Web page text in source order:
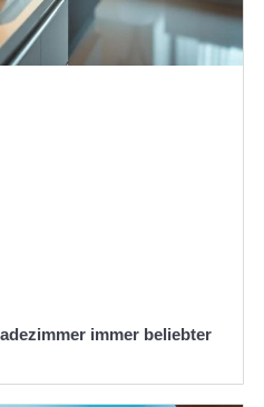
immer beliebter